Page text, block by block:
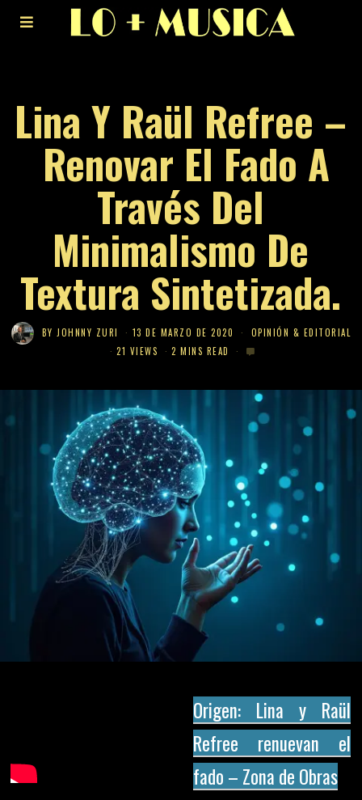
Lina Y Raül Refree –
Renovar El Fado A
Través Del
Minimalismo De
Textura Sintetizada.
BYJOHNNY ZURI 13 DE MARZO DE 2020
OPINIÓN & EDITORIAL
21 VIEWS
2 MINS READ
Origen: Lina y Raül
Refree renuevan el
fado – Zona de Obras